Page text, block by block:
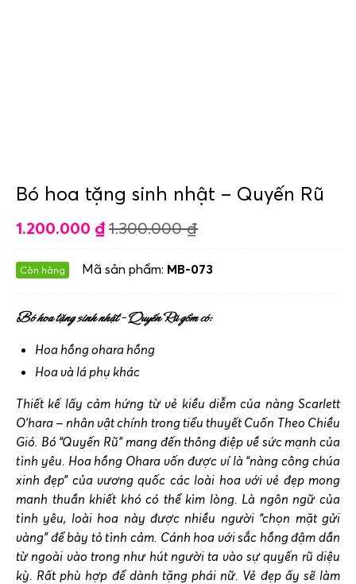
Bó hoa tặng sinh nhật – Quyến Rũ
1.200.000 ₫ 1.300.000₫
Còn hàng Mã sản phẩm: MB-073
Bó hoa tặng sinh nhật – Quyến Rũ gồm có:
Hoa hồng ohara hồng
Hoa và lá phụ khác
Thiết kế lấy cảm hứng từ vẻ kiều diễm của nàng Scarlett
O’hara – nhân vật chính trong tiểu thuyết Cuốn Theo Chiều
Gió. Bó “Quyến Rũ” mang đến thông điệp về sức mạnh của
tình yêu. Hoa hồng Ohara vốn được ví là “nàng công chúa
xinh đẹp” của vương quốc các loài hoa với vẻ đẹp mong
manh thuần khiết khó có thể kìm lòng. Là ngôn ngữ của
tình yêu, loài hoa này được nhiều người “chọn mặt gửi
vàng” để bày tỏ tình cảm. Cánh hoa với sắc hồng đậm dần
từ ngoài vào trong như hút người ta vào sự quyến rũ diệu
kỳ. Rất phù hợp để dành tặng phái nữ. Vẻ đẹp ấy sẽ làm